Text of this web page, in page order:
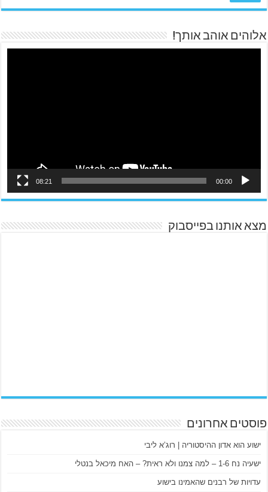
אלוהים אוהב אותך!
00:00
08:21
מצא אותנו בפייסבוק
פוסטים אחרונים
ישוע הוא אדון ההיסטוריה | רוג’א ליבי
ישעיה נח 1-6 – למה צמנו ולא ראית? – האח מיכאל בנטלי
עדויות של רבנים שהאמינו בישוע